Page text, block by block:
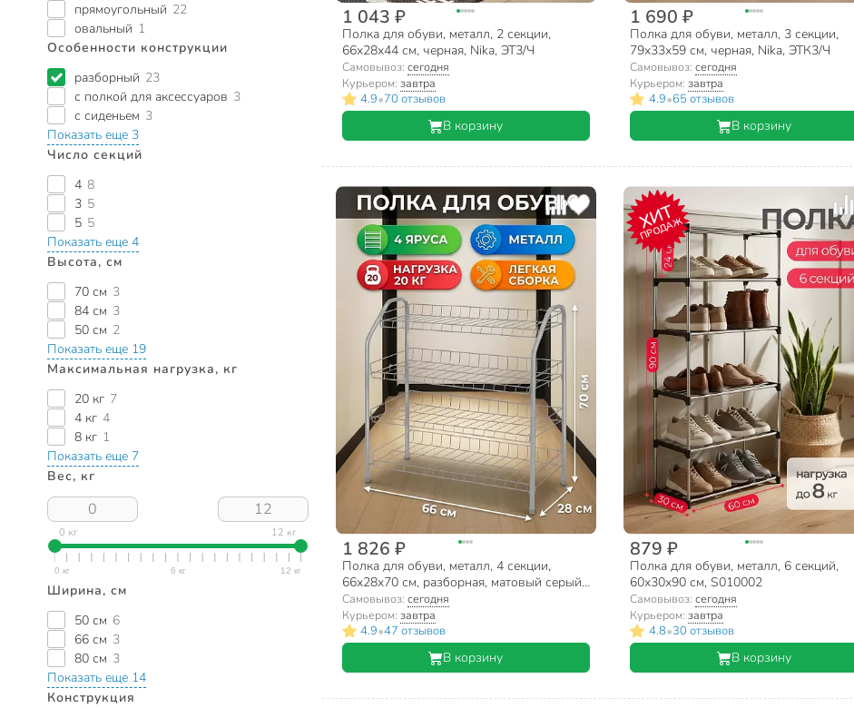
прямоугольный 22
овальный 1
Особенности конструкции
разборный 23
с полкой для аксессуаров 3
с сиденьем 3
Показать еще 3
Число секций
4 8
3 5
5 5
Показать еще 4
Высота, см
70 см 3
84 см 3
50 см 2
Показать еще 19
Максимальная нагрузка, кг
20 кг 7
4 кг 4
8 кг 1
Показать еще 7
Вес, кг
0 кг 12 кг
Ширина, см
50 см 6
66 см 3
80 см 3
Показать еще 14
Конструкция
1 043 ₽
Полка для обуви, металл, 2 секции,
66х28х44 см, черная, Nika, ЭТ3/Ч
Самовывоз: сегодня
Курьером: завтра
4.9•70 отзывов
В корзину
1 690 ₽
Полка для обуви, металл, 3 секции,
79х33х59 см, черная, Nika, ЭТК3/Ч
Самовывоз: сегодня
Курьером: завтра
4.9•65 отзывов
В корзину
1 826 ₽
Полка для обуви, металл, 4 секции,
66х28х70 см, разборная, матовый серый,
Nika, ЭТ1/МС
Самовывоз: сегодня
Курьером: завтра
4.9•47 отзывов
В корзину
ХИТ
ПРОДАЖ
879 ₽
Полка для обуви, металл, 6 секций,
60х30х90 см, S010002
Самовывоз: сегодня
Курьером: завтра
4.8•30 отзывов
В корзину